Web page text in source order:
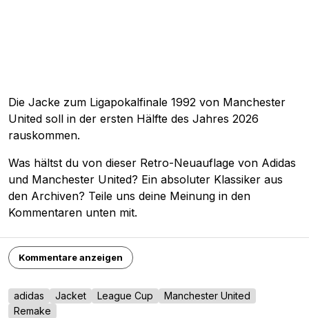
Die Jacke zum Ligapokalfinale 1992 von Manchester
United soll in der ersten Hälfte des Jahres 2026
rauskommen.
Was hältst du von dieser Retro-Neuauflage von Adidas
und Manchester United? Ein absoluter Klassiker aus
den Archiven? Teile uns deine Meinung in den
Kommentaren unten mit.
Kommentare anzeigen
adidas Jacket League Cup
Manchester United
Remake